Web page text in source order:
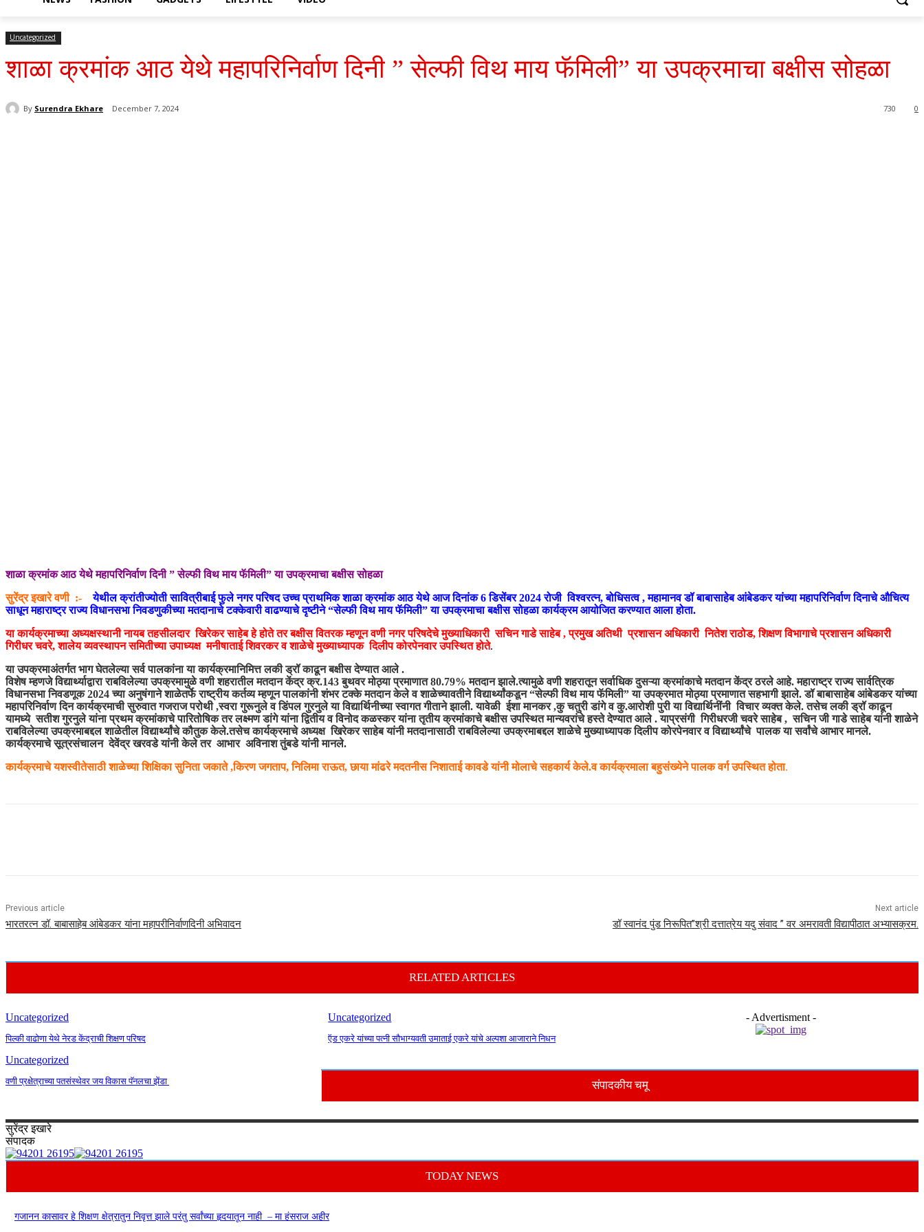
Uncategorized
शाळा क्रमांक आठ येथे महापरिनिर्वाण दिनी ” सेल्फी विथ माय फॅमिली” या उपक्रमाचा बक्षीस सोहळा
By Surendra Ekhare December 7, 2024 0
730
शाळा क्रमांक आठ येथे महापरिनिर्वाण दिनी ” सेल्फी विथ माय फॅमिली” या उपक्रमाचा बक्षीस सोहळा
सुरेंद्र इखारे वणी :-
येथील क्रांतीज्योती सावित्रीबाई फुले नगर परिषद उच्च प्राथमिक शाळा क्रमांक आठ येथे आज दिनांक 6 डिसेंबर 2024 रोजी विश्वरत्न, बोधिसत्व , महामानव डॉ बाबासाहेब आंबेडकर यांच्या महापरिनिर्वाण दिनाचे औचित्य
साधून महाराष्ट्र राज्य विधानसभा निवडणुकीच्या मतदानाचे टक्केवारी वाढण्याचे दृष्टीने “सेल्फी विथ माय फॅमिली” या उपक्रमाचा बक्षीस सोहळा कार्यक्रम आयोजित करण्यात आला होता.
या कार्यक्रमाच्या अध्यक्षस्थानी नायब तहसीलदार खिरेकर साहेब हे होते तर बक्षीस वितरक म्हणून वणी नगर परिषदेचे मुख्याधिकारी सचिन गाडे साहेब , प्रमुख अतिथी प्रशासन अधिकारी नितेश राठोड, शिक्षण विभागाचे प्रशासन अधिकारी
गिरीधर चवरे, शालेय व्यवस्थापन समितीच्या उपाध्यक्ष मनीषाताई शिवरकर व शाळेचे मुख्याध्यापक दिलीप कोरपेनवार उपस्थित होते.
या उपक्रमाअंतर्गत भाग घेतलेल्या सर्व पालकांना या कार्यक्रमानिमित्त लकी ड्रॉ काढून बक्षीस देण्यात आले .
विशेष म्हणजे विद्यार्थ्याद्वारा राबविलेल्या उपक्रमामुळे वणी शहरातील मतदान केंद्र क्र.143 बुथवर मोठ्या प्रमाणात 80.79% मतदान झाले.त्यामुळे वणी शहरातून सर्वाधिक दुसऱ्या क्रमांकाचे मतदान केंद्र ठरले आहे. महाराष्ट्र राज्य सार्वत्रिक
विधानसभा निवडणूक 2024 च्या अनुषंगाने शाळेतर्फे राष्ट्रीय कर्तव्य म्हणून पालकांनी शंभर टक्के मतदान केले व शाळेच्यावतीने विद्यार्थ्यांकडून “सेल्फी विथ माय फॅमिली” या उपक्रमात मोठ्या प्रमाणात सहभागी झाले. डॉ बाबासाहेब आंबेडकर यांच्या
महापरिनिर्वाण दिन कार्यक्रमाची सुरुवात गजराज परोथी ,स्वरा गुरूनुले व डिंपल गुरनुले या विद्यार्थिनीच्या स्वागत गीताने झाली. यावेळी ईशा मानकर ,कु चतुरी डांगे व कु.आरोशी पुरी या विद्यार्थिनींनी विचार व्यक्त केले. तसेच लकी ड्रॉ काढून
यामध्ये सतीश गुरनुले यांना प्रथम क्रमांकाचे पारितोषिक तर लक्ष्मण डांगे यांना द्वितीय व विनोद कळस्कर यांना तृतीय क्रमांकाचे बक्षीस उपस्थित मान्यवरांचे हस्ते देण्यात आले . याप्रसंगी गिरीधरजी चवरे साहेब , सचिन जी गाडे साहेब यांनी शाळेने
राबविलेल्या उपक्रमाबद्दल शाळेतील विद्यार्थ्यांचे कौतुक केले.तसेच कार्यक्रमाचे अध्यक्ष खिरेकर साहेब यांनी मतदानासाठी राबविलेल्या उपक्रमाबद्दल शाळेचे मुख्याध्यापक दिलीप कोरपेनवार व विद्यार्थ्यांचे पालक या सर्वांचे आभार मानले.
कार्यक्रमाचे सूत्रसंचालन देवेंद्र खरवडे यांनी केले तर आभार अविनाश तुंबडे यांनी मानले.
कार्यक्रमाचे यशस्वीतेसाठी शाळेच्या शिक्षिका सुनिता जकाते ,किरण जगताप, निलिमा राऊत, छाया मांढरे मदतनीस निशाताई कावडे यांनी मोलाचे सहकार्य केले.व कार्यक्रमाला बहुसंख्येने पालक वर्ग उपस्थित होता.
Previous article
भारतरत्न डॉ. बाबासाहेब आंबेडकर यांना महापरीनिर्वाणदिनी अभिवादन
Next article
डॉ स्वानंद पुंड निरूपित”श्री दत्तात्रेय यदु संवाद ” वर अमरावती विद्यापीठात अभ्यासक्रम.
RELATED ARTICLES
Uncategorized
पिल्की वाढोणा येथे नेरड केंद्राची शिक्षण परिषद
Uncategorized
ऍड एकरे यांच्या पत्नी सौभाग्यवती उमाताई एकरे यांचे अल्पशा आजाराने निधन
Uncategorized
वणी प्रक्षेत्राच्या पतसंस्थेवर जय विकास पॅनलचा झेंडा
- Advertisment -
संपादकीय चमू
सुरेंद्र इखारे
संपादक
TODAY NEWS
गजानन कासावर हे शिक्षण क्षेत्रातुन निवृत्त झाले परंतु सर्वांच्या हृदयातून नाही – मा हंसराज अहीर